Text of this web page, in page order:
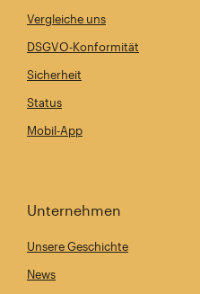
Vergleiche uns
DSGVO-Konformität
Sicherheit
Status
Mobil-App
Unternehmen
Unsere Geschichte
News